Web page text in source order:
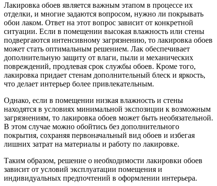
Лакировка обоев является важным этапом в процессе их
отделки, и многие задаются вопросом, нужно ли покрывать
обои лаком. Ответ на этот вопрос зависит от конкретной
ситуации. Если в помещении высокая влажность или стены
подвергаются интенсивному загрязнению, то лакировка обоев
может стать оптимальным решением. Лак обеспечивает
дополнительную защиту от влаги, пыли и механических
повреждений, продлевая срок службы обоев. Кроме того,
лакировка придает стенам дополнительный блеск и яркость,
что делает интерьер более привлекательным.
Однако, если в помещении низкая влажность и стены
находятся в условиях минимальной экспозиции к возможным
загрязнениям, то лакировка обоев может быть необязательной.
В этом случае можно обойтись без дополнительного
покрытия, сохраняя первоначальный вид обоев и избегая
лишних затрат на материалы и работу по лакировке.
Таким образом, решение о необходимости лакировки обоев
зависит от условий эксплуатации помещения и
индивидуальных предпочтений в оформлении интерьера.